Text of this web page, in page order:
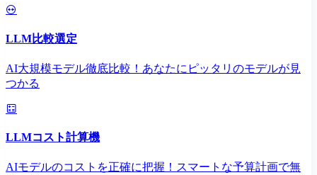
LLM比較選定
AI大規模モデル徹底比較！あなたにピッタリのモデルが見
つかる
LLMコスト計算機
AIモデルのコストを正確に把握！スマートな予算計画で無